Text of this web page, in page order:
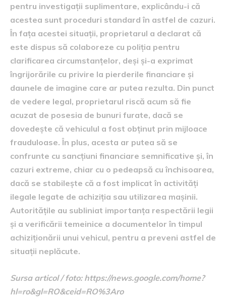
pentru investigații suplimentare, explicându-i că
acestea sunt proceduri standard în astfel de cazuri.
În fața acestei situații, proprietarul a declarat că
este dispus să colaboreze cu poliția pentru
clarificarea circumstanțelor, deși și-a exprimat
îngrijorările cu privire la pierderile financiare și
daunele de imagine care ar putea rezulta. Din punct
de vedere legal, proprietarul riscă acum să fie
acuzat de posesia de bunuri furate, dacă se
dovedește că vehiculul a fost obținut prin mijloace
frauduloase. În plus, acesta ar putea să se
confrunte cu sancțiuni financiare semnificative și, în
cazuri extreme, chiar cu o pedeapsă cu închisoarea,
dacă se stabilește că a fost implicat în activități
ilegale legate de achiziția sau utilizarea mașinii.
Autoritățile au subliniat importanța respectării legii
și a verificării temeinice a documentelor în timpul
achiziționării unui vehicul, pentru a preveni astfel de
situații neplăcute.
Sursa articol / foto: https://news.google.com/home?
hl=ro&gl=RO&ceid=RO%3Aro